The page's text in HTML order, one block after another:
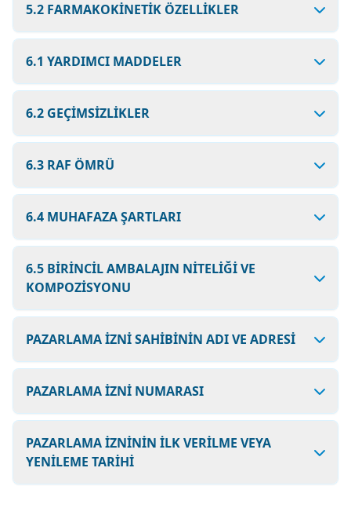
5.2 FARMAKOKİNETİK ÖZELLİKLER
6.1 YARDIMCI MADDELER
6.2 GEÇİMSİZLİKLER
6.3 RAF ÖMRÜ
6.4 MUHAFAZA ŞARTLARI
6.5 BİRİNCİL AMBALAJIN NİTELİĞİ VE
KOMPOZİSYONU
PAZARLAMA İZNİ SAHİBİNİN ADI VE ADRESİ
PAZARLAMA İZNİ NUMARASI
PAZARLAMA İZNİNİN İLK VERİLME VEYA
YENİLEME TARİHİ